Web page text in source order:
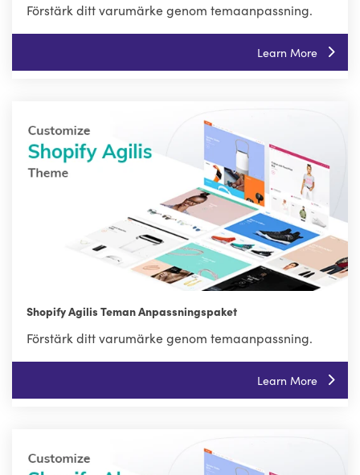
Förstärk ditt varumärke genom temaanpassning.
Learn More
Shopify Agilis Teman Anpassningspaket
Förstärk ditt varumärke genom temaanpassning.
Learn More